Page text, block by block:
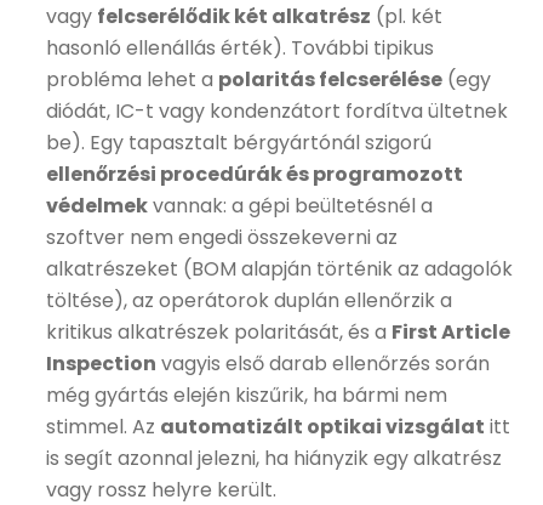
vagy felcserélődik két alkatrész (pl. két
hasonló ellenállás érték). További tipikus
probléma lehet a polaritás felcserélése (egy
diódát, IC-t vagy kondenzátort fordítva ültetnek
be). Egy tapasztalt bérgyártónál szigorú
ellenőrzési procedúrák és programozott
védelmekvannak: a gépi beültetésnél a
szoftver nem engedi összekeverni az
alkatrészeket (BOM alapján történik az adagolók
töltése), az operátorok duplán ellenőrzik a
kritikus alkatrészek polaritását, és a First Article
Inspection vagyis első darab ellenőrzés során
még gyártás elején kiszűrik, ha bármi nem
stimmel. Az automatizált optikai vizsgálat itt
is segít azonnal jelezni, ha hiányzik egy alkatrész
vagy rossz helyre került.